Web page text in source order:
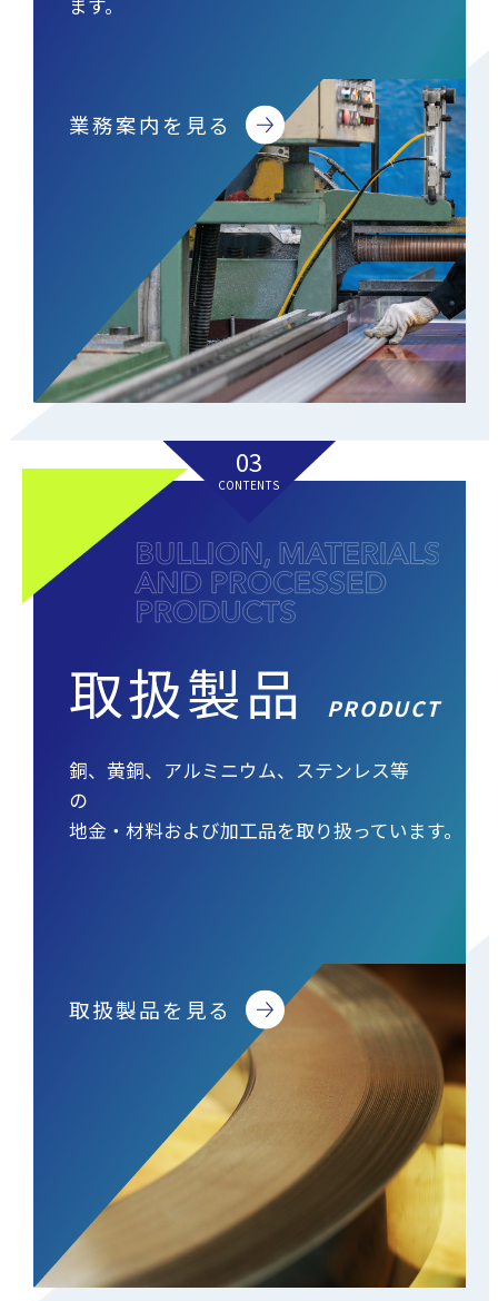
業務案内を見る
03
CONTENTS
取扱製品 PRODUCT
銅、黄銅、アルミニウム、ステンレス等
の
地金・材料および加工品を取り扱っています。
取扱製品を見る